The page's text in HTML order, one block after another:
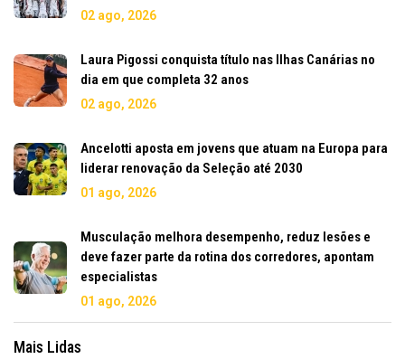
02 ago, 2026
Laura Pigossi conquista título nas Ilhas Canárias no
dia em que completa 32 anos
02 ago, 2026
Ancelotti aposta em jovens que atuam na Europa para
liderar renovação da Seleção até 2030
01 ago, 2026
Musculação melhora desempenho, reduz lesões e
deve fazer parte da rotina dos corredores, apontam
especialistas
01 ago, 2026
Mais Lidas